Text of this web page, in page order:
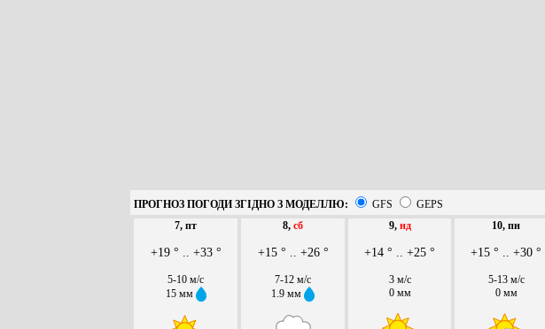
ПРОГНОЗ ПОГОДИ ЗГІДНО З МОДЕЛЛЮ: GFS
GEPS
7, пт
+19 ° .. +33 °
5-10 м/с
15 мм
8, сб
+15 ° .. +26 °
7-12 м/с
1.9 мм
9, нд
+14 ° .. +25 °
3 м/с
0 мм
10, пн
+15 ° .. +30 °
5-13 м/с
0 мм